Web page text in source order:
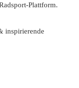
Plattform.
inspirierende